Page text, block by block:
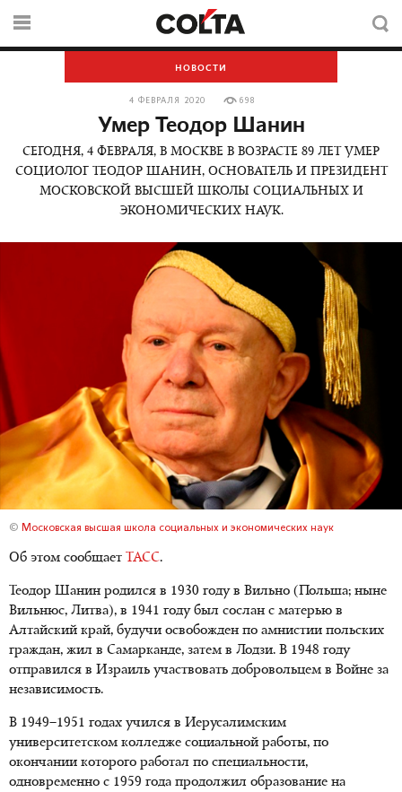
НОВОСТИ
4 ФЕВРАЛЯ 2020 698
Умер Теодор Шанин
СЕГОДНЯ, 4 ФЕВРАЛЯ, В МОСКВЕ В ВОЗРАСТЕ 89 ЛЕТ УМЕР
СОЦИОЛОГ ТЕОДОР ШАНИН, ОСНОВАТЕЛЬ И ПРЕЗИДЕНТ
МОСКОВСКОЙ ВЫСШЕЙ ШКОЛЫ СОЦИАЛЬНЫХ И
ЭКОНОМИЧЕСКИХ НАУК.
© Московская высшая школа социальных и экономических наук
Об этом сообщает ТАСС.
Теодор Шанин родился в 1930 году в Вильно (Польша; ныне
Вильнюс, Литва), в 1941 году был сослан с матерью в
Алтайский край, будучи освобожден по амнистии польских
граждан, жил в Самарканде, затем в Лодзи. В 1948 году
отправился в Израиль участвовать добровольцем в Войне за
независимость.
В 1949–1951 годах учился в Иерусалимским
университетском колледже социальной работы, по
окончании которого работал по специальности,
одновременно с 1959 года продолжил образование на